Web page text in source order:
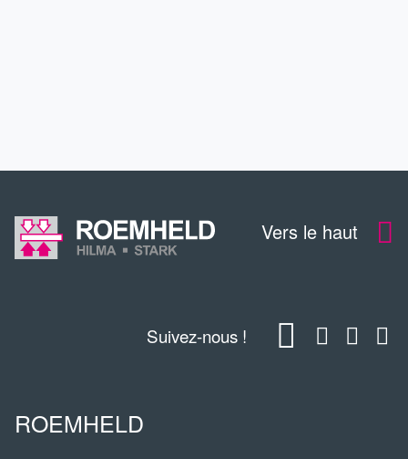
Vers le haut
Suivez-nous !
ROEMHELD